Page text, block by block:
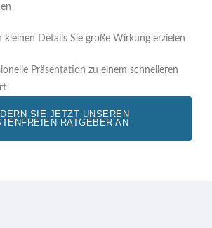
kleinen Details Sie große Wirkung erzielen
Präsentation zu einem schnelleren
SIE JETZT UNSEREN
RATGEBER AN